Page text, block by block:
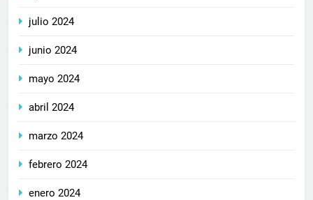
julio 2024
junio 2024
mayo 2024
abril 2024
marzo 2024
febrero 2024
enero 2024